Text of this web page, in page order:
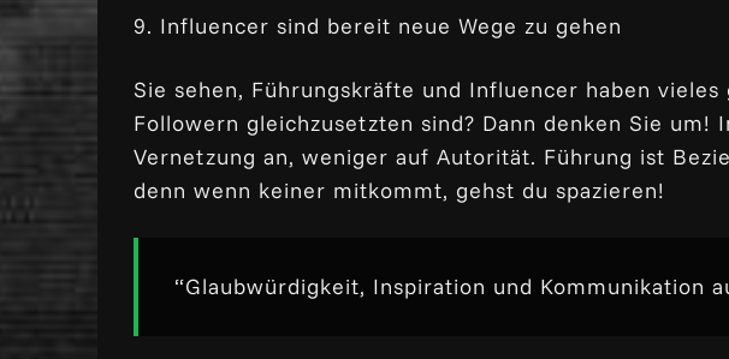
9. Influencer sind bereit neue Wege zu gehen
Sie sehen, Führungskräfte und Influencer haben
Followern gleichzusetzten sind? Dann denken Sie
Vernetzung an, weniger auf Autorität. Führung ist
denn wenn keiner mitkommt, gehst du spazieren!
“Glaubwürdigkeit, Inspiration und Kommunikation